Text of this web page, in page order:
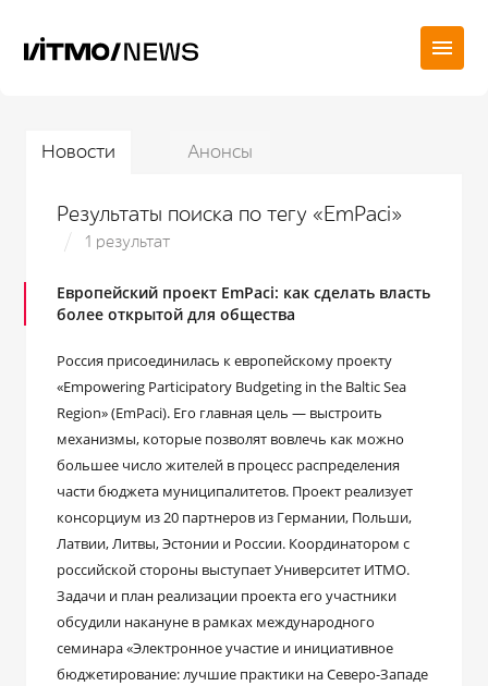
Новости Анонсы
Результаты поиска по тегу «EmPaсi»
1 результат
Европейский проект EmPaci: как сделать власть
более открытой для общества
Россия присоединилась к европейскому проекту
«Empowering Participatory Budgeting in the Baltic Sea
Region» (EmPaci). Его главная цель — выстроить
механизмы, которые позволят вовлечь как можно
большее число жителей в процесс распределения
части бюджета муниципалитетов. Проект реализует
консорциум из 20 партнеров из Германии, Польши,
Латвии, Литвы, Эстонии и России. Координатором с
российской стороны выступает Университет ИТМО.
Задачи и план реализации проекта его участники
обсудили накануне в рамках международного
семинара «Электронное участие и инициативное
бюджетирование: лучшие практики на Северо-Западе